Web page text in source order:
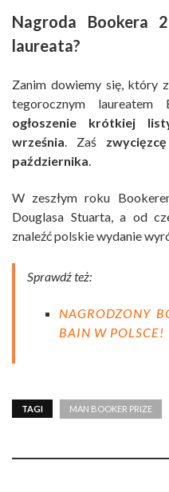
Nagroda Bookera
laureata?
Zanim dowiemy się, który
tegorocznym laureatem
ogłoszenie krótkiej
września. Zaś
października.
W zeszłym roku
Douglasa Stuarta, a od
znaleźć polskie wydanie
Sprawdź też:
NAGRODZONY
BAIN W POLSCE!
TAGI MAN BOOKER PRIZE